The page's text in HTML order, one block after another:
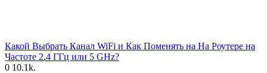
Какой Выбрать Канал WiFi и Как Поменять на На Роутере на
Частоте 2.4 ГГц или 5 GHz?
0 10.1k.